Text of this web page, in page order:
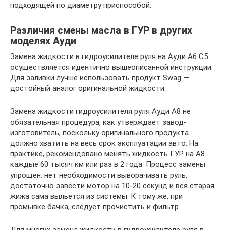
подходящей по диаметру приспособой.
Различия смены масла в ГУР в других
моделях Ауди
Замена жидкости в гидроусилителе руля на Ауди А6 С5
осуществляется идентично вышеописанной инструкции.
Для заливки лучше использовать продукт Swag —
достойный аналог оригинальной жидкости.
Замена жидкости гидроусилителя руля Ауди А8 не
обязательная процедура, как утверждает завод-
изготовитель, поскольку оригинального продукта
должно хватить на весь срок эксплуатации авто. На
практике, рекомендовано менять жидкость ГУР на А8
каждые 60 тысяч км или раз в 2 года. Процесс замены
упрощен: нет необходимости выворачивать руль,
достаточно завести мотор на 10-20 секунд и вся старая
жижа сама выльется из системы. К тому же, при
промывке бачка, следует прочистить и фильтр.